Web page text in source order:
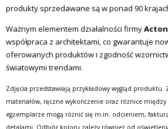
produkty sprzedawane są w ponad 90
Ważnym elementem działalności firmy
współpraca z architektami, co gwarantuje
oferowanych produktów i zgodność
światowymi trendami.
Zdjęcia przedstawiają przykładowy wygląd produktu.
materiałów, ręczne wykończenie oraz różnice
egzemplarze mogą różnić się m.in. odcieniem,
detalami. Odbiór koloru zależy również od